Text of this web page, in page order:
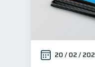
20 / 02 /